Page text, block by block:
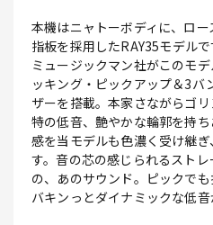
本機はニャトーボディに、ロ
指板を採用したRAY35モデルで
ミュージックマン社がこのモ
ッキング・ピックアップ＆3バ
ザーを搭載。本家さながらゴ
特の低音、艶やかな輪郭を持
感を当モデルも色濃く受け継
す。音の芯の感じられるスト
の、あのサウンド。ピックでも
バキンっとダイナミックな低音